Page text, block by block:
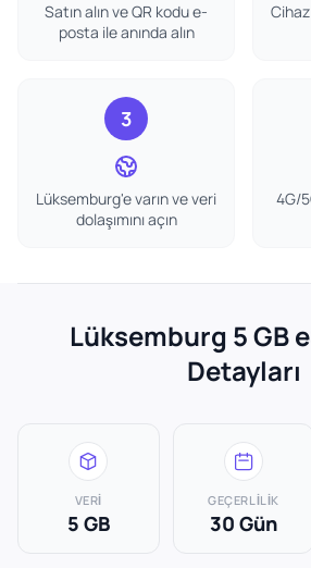
Satın alın ve QR kodu e-
posta ile anında alın
3
Lüksemburg'e varın ve veri
dolaşımını açın
4G/
Lüksemburg 5 GB
Detayları
VERI
5 GB
GEÇERLILIK
30 Gün